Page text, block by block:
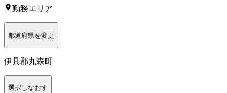
勤務エリア
都道府県を変更
伊具郡丸森町
選択しなおす